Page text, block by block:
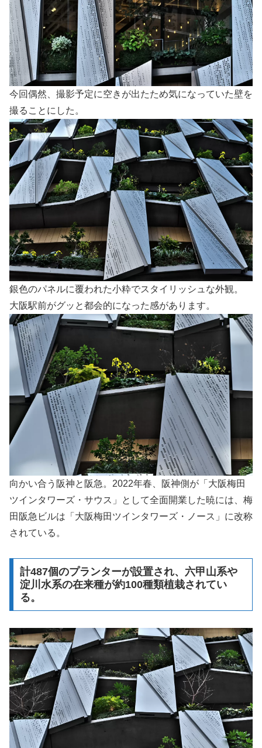
今回偶然、撮影予定に空きが出たため気になっていた壁を
撮ることにした。
銀色のパネルに覆われた小粋でスタイリッシュな外観。
大阪駅前がグッと都会的になった感があります。
向かい合う阪神と阪急。2022年春、阪神側が「大阪梅田
ツインタワーズ・サウス」として全面開業した暁には、梅
田阪急ビルは「大阪梅田ツインタワーズ・ノース」に改称
されている。
計487個のプランターが設置され、六甲山系や
淀川水系の在来種が約100種類植栽されてい
る。